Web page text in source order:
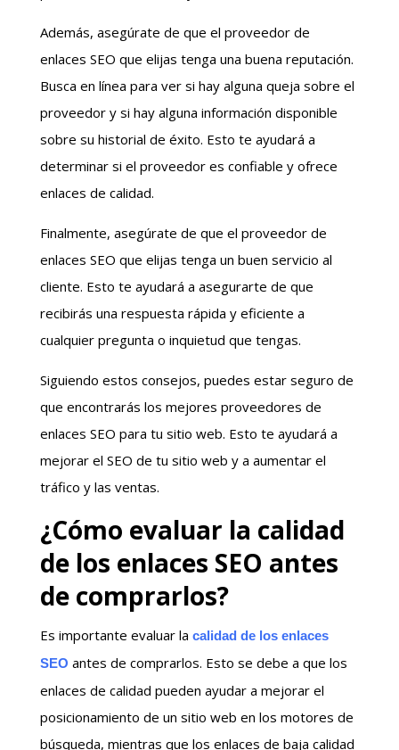
Además, asegúrate de que el proveedor de
enlaces SEO que elijas tenga una buena reputación.
Busca en línea para ver si hay alguna queja sobre el
proveedor y si hay alguna información disponible
sobre su historial de éxito. Esto te ayudará a
determinar si el proveedor es confiable y ofrece
enlaces de calidad.
Finalmente, asegúrate de que el proveedor de
enlaces SEO que elijas tenga un buen servicio al
cliente. Esto te ayudará a asegurarte de que
recibirás una respuesta rápida y eficiente a
cualquier pregunta o inquietud que tengas.
Siguiendo estos consejos, puedes estar seguro de
que encontrarás los mejores proveedores de
enlaces SEO para tu sitio web. Esto te ayudará a
mejorar el SEO de tu sitio web y a aumentar el
tráfico y las ventas.
¿Cómo evaluar la calidad
de los enlaces SEO antes
de comprarlos?
Es importante evaluar la calidad de los enlaces
SEO antes de comprarlos. Esto se debe a que los
enlaces de calidad pueden ayudar a mejorar el
posicionamiento de un sitio web en los motores de
búsqueda, mientras que los enlaces de baja calidad